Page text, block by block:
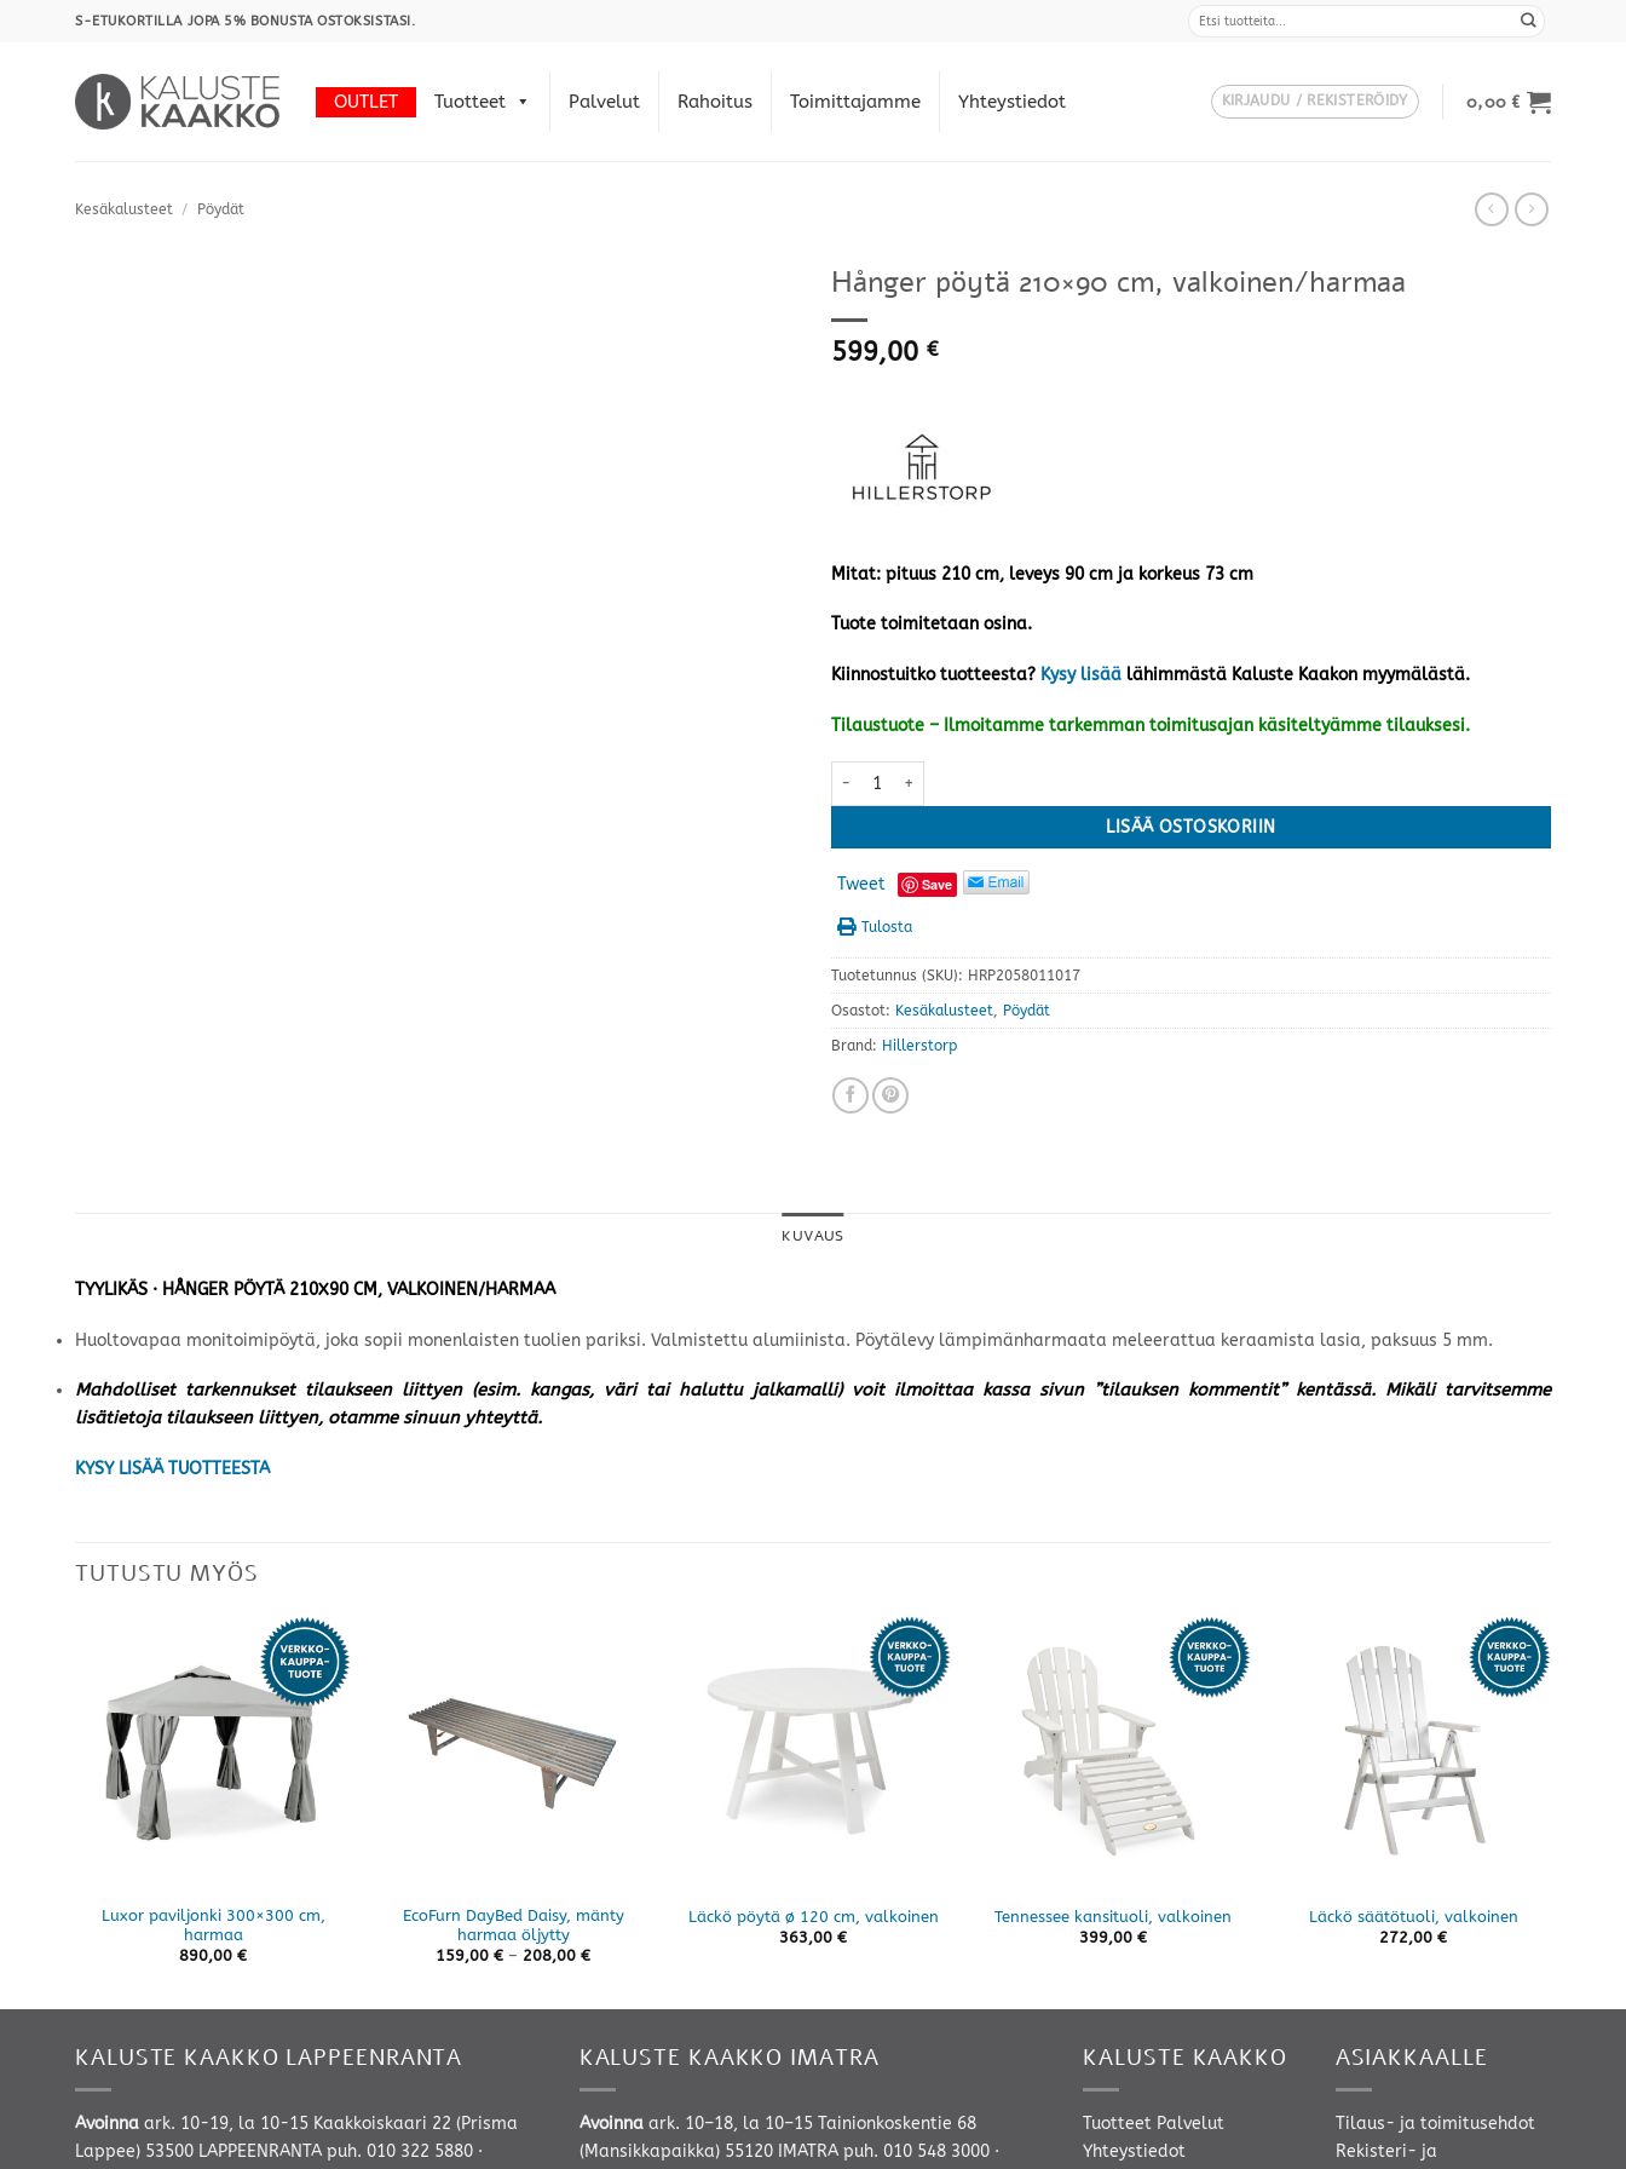
S-ETUKORTILLA JOPA 5% BONUSTA OSTOKSISTASI.
OUTLET Tuotteet Palvelut Rahoitus Toimittajamme Yhteystiedot KIRJAUDU / REKISTERÖIDY 0,00€
Kesäkalusteet / Pöydät
Hånger pöytä 210×90 cm, valkoinen/harmaa
599,00 €
Mitat: pituus 210 cm, leveys 90 cm ja korkeus 73 cm
Tuote toimitetaan osina.
Kiinnostuitko tuotteesta? Kysy lisää lähimmästä Kaluste Kaakon myymälästä.
Tilaustuote – Ilmoitamme tarkemman toimitusajan käsiteltyämme tilauksesi.
Hånger pöytä 210x90 cm, valkoinen/harmaa määrä
LISÄÄ OSTOSKORIIN
Tweet Save
Tulosta
Tuotetunnus (SKU): HRP2058011017
Osastot: Kesäkalusteet, Pöydät
Brand: Hillerstorp
KUVAUS
TYYLIKÄS · HÅNGER PÖYTÄ 210X90 CM, VALKOINEN/HARMAA
Huoltovapaa monitoimipöytä, joka sopii monenlaisten tuolien pariksi. Valmistettu alumiinista. Pöytälevy lämpimänharmaata meleerattua keraamista lasia, paksuus 5 mm.
Mahdolliset tarkennukset tilaukseen liittyen (esim. kangas, väri tai haluttu jalkamalli) voit ilmoittaa kassa sivun ”tilauksen kommentit” kentässä. Mikäli tarvitsemme
lisätietoja tilaukseen liittyen, otamme sinuun yhteyttä.
KYSY LISÄÄ TUOTTEESTA
TUTUSTU MYÖS
Luxor paviljonki 300×300 cm,
harmaa
890,00 €
EcoFurn DayBed Daisy, mänty
harmaa öljytty
159,00 € – 208,00 €Hintaluokka:
Läckö pöytä ø 120 cm, valkoinen
363,00 €
Tennessee kansituoli, valkoinen
399,00 €
Läckö säätötuoli, valkoinen
272,00 €
KALUSTE KAAKKO LAPPEENRANTA
Avoinna ark. 10-19, la 10-15 Kaakkoiskaari 22 (Prisma
Lappee) 53500 LAPPEENRANTA puh. 010 322 5880 ·
KALUSTE KAAKKO IMATRA
Avoinnaark. 10–18, la 10–15 Tainionkoskentie 68
(Mansikkapaikka) 55120 IMATRA puh. 010 548 3000·
KALUSTE KAAKKO
Tuotteet Palvelut
Yhteystiedot
ASIAKKAALLE
Tilaus- ja toimitusehdot
Rekisteri- ja